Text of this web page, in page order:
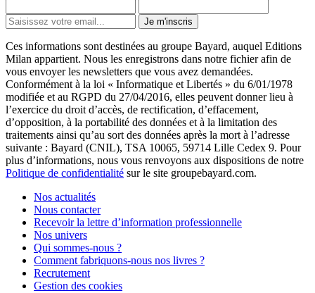
Je m'inscris
Ces informations sont destinées au groupe Bayard, auquel Editions
Milan appartient. Nous les enregistrons dans notre fichier afin de
vous envoyer les newsletters que vous avez demandées.
Conformément à la loi « Informatique et Libertés » du 6/01/1978
modifiée et au RGPD du 27/04/2016, elles peuvent donner lieu à
l’exercice du droit d’accès, de rectification, d’effacement,
d’opposition, à la portabilité des données et à la limitation des
traitements ainsi qu’au sort des données après la mort à l’adresse
suivante : Bayard (CNIL), TSA 10065, 59714 Lille Cedex 9. Pour
plus d’informations, nous vous renvoyons aux dispositions de notre
Politique de confidentialité sur le site groupebayard.com.
Nos actualités
Nous contacter
Recevoir la lettre d’information professionnelle
Nos univers
Qui sommes-nous ?
Comment fabriquons-nous nos livres ?
Recrutement
Gestion des cookies